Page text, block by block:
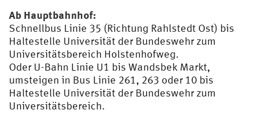
Ab Hauptbahnhof:
Schnellbus Linie 35 (Richtung Rahlstedt Ost) bis
Haltestelle Universität der Bundeswehr zum
Universitätsbereich Holstenhofweg.
Oder U-Bahn Linie U1 bis Wandsbek Markt,
umsteigen in Bus Linie 261, 263 oder 10 bis
Haltestelle Universität der Bundeswehr zum
Universitätsbereich.